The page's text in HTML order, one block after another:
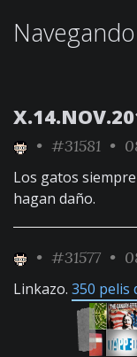
• #31581 •
Los gatos siempre
hagan daño.
• #31577 •
Linkazo. 350 pelis